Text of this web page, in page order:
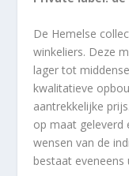
De Hemelse
winkeliers. Deze
lager tot
kwalitatieve
aantrekkelijke
op maat geleverd
wensen van de
bestaat eveneens